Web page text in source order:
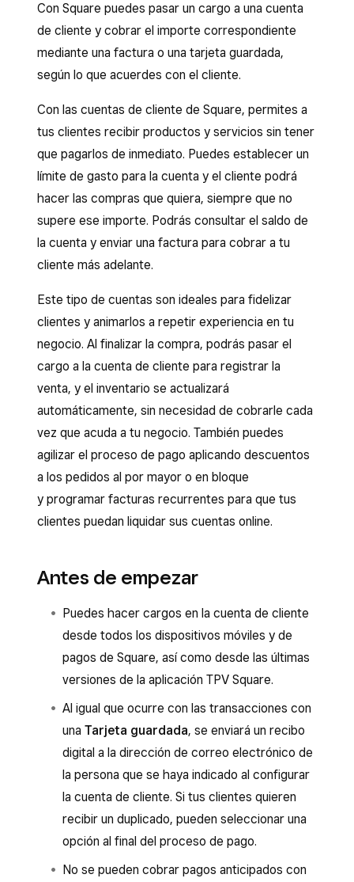
Con Square puedes pasar un cargo a una cuenta
de cliente y cobrar el importe correspondiente
mediante una factura o una tarjeta guardada,
según lo que acuerdes con el cliente.
Con las cuentas de cliente de Square, permites a
tus clientes recibir productos y servicios sin tener
que pagarlos de inmediato. Puedes establecer un
límite de gasto para la cuenta y el cliente podrá
hacer las compras que quiera, siempre que no
supere ese importe. Podrás consultar el saldo de
la cuenta y enviar una factura para cobrar a tu
cliente más adelante.
Este tipo de cuentas son ideales para fidelizar
clientes y animarlos a repetir experiencia en tu
negocio. Al finalizar la compra, podrás pasar el
cargo a la cuenta de cliente para registrar la
venta, y el inventario se actualizará
automáticamente, sin necesidad de cobrarle cada
vez que acuda a tu negocio. También puedes
agilizar el proceso de pago aplicando descuentos
a los pedidos al por mayor o en bloque
y programar facturas recurrentes para que tus
clientes puedan liquidar sus cuentas online.
Antes de empezar
Puedes hacer cargos en la cuenta de cliente
desde todos los dispositivos móviles y de
pagos de Square, así como desde las últimas
versiones de la aplicación TPV Square.
Al igual que ocurre con las transacciones con
una Tarjeta guardada, se enviará un recibo
digital a la dirección de correo electrónico de
la persona que se haya indicado al configurar
la cuenta de cliente. Si tus clientes quieren
recibir un duplicado, pueden seleccionar una
opción al final del proceso de pago.
No se pueden cobrar pagos anticipados con